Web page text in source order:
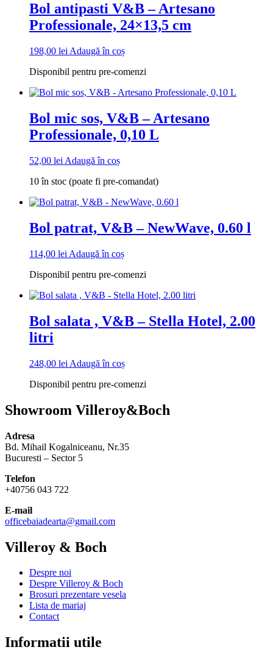
Bol antipasti V&B – Artesano
Professionale, 24×13,5 cm
198,00 lei Adaugă în coș
Disponibil pentru pre-comenzi
Bol mic sos, V&B – Artesano
Professionale, 0,10 L
52,00 lei Adaugă în coș
10 în stoc (poate fi pre-comandat)
Bol patrat, V&B – NewWave, 0.60 l
114,00 lei Adaugă în coș
Disponibil pentru pre-comenzi
Bol salata , V&B – Stella Hotel, 2.00
litri
248,00 lei Adaugă în coș
Disponibil pentru pre-comenzi
Showroom Villeroy&Boch
Adresa
Bd. Mihail Kogalniceanu, Nr.35
Bucuresti – Sector 5
Telefon
+40756 043 722
E-mail
officebaiadearta@gmail.com
Villeroy & Boch
Despre noi
Despre Villeroy & Boch
Brosuri prezentare vesela
Lista de mariaj
Contact
Informatii utile